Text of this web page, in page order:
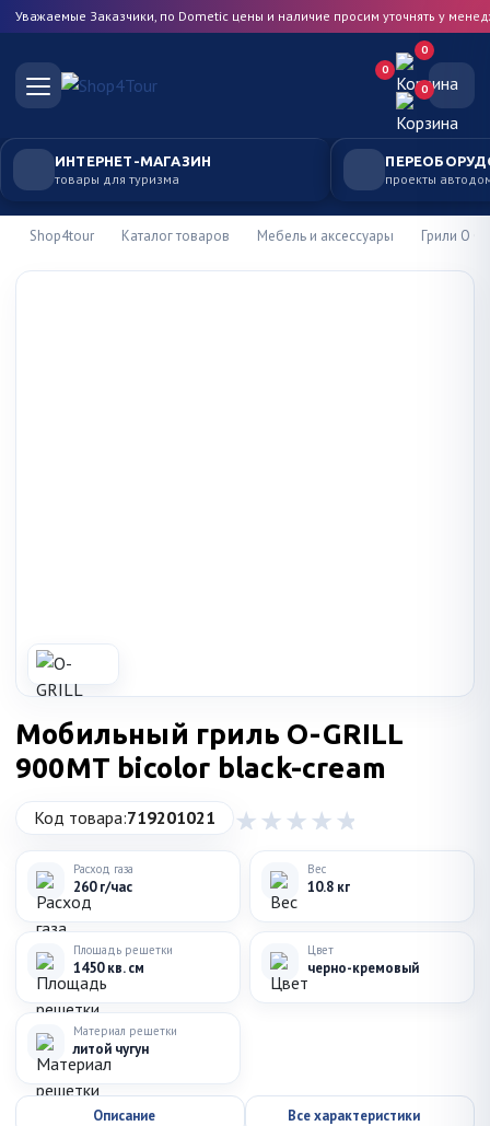
Уважаемые Заказчики, по Dometic цены и наличие просим уточнять у
0
0
0
ИНТЕРНЕТ-МАГАЗИН
товары для туризма проекты
Shop4tour Каталог товаров Мебель и аксессуары Грили O
Мобильный гриль O-GRILL
900MT bicolor black-cream
Код товара:719201021
Расход газа
260 г/час
Вес
10.8 кг
Площадь решетки
1450 кв. см
Цвет
черно-кремовый
Материал решетки
литой чугун
Описание Все характеристики